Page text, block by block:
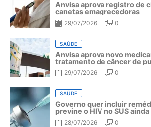
Anvisa aprova registro de
canetas emagrecedoras
29/07/2026 0
SAÚDE
Anvisa aprova novo
tratamento de câncer de
29/07/2026 0
SAÚDE
Governo quer incluir
previne o HIV no SUS
28/07/2026 0